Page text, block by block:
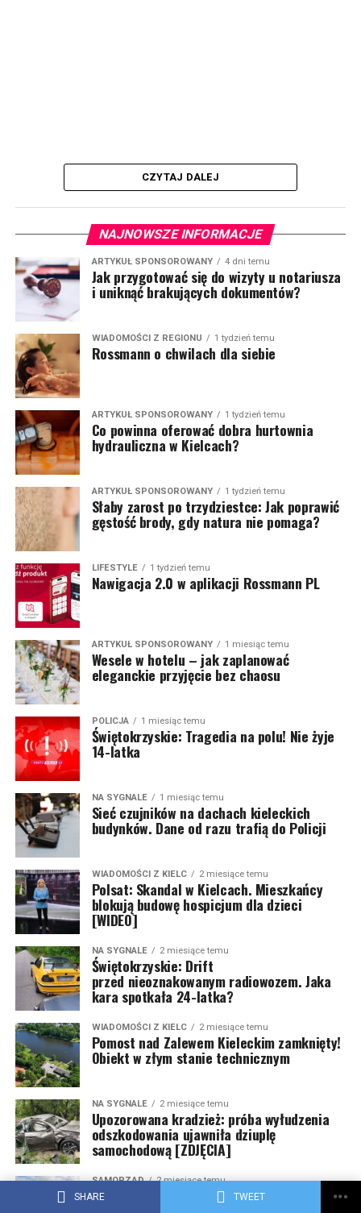
SHARE TWEET
CZYTAJ DALEJ
NAJNOWSZE INFORMACJE
ARTYKUŁ SPONSOROWANY 4 dni temu
Jak przygotować się do wizyty u notariusza
i uniknąć brakujących dokumentów?
WIADOMOŚCI Z REGIONU 1 tydzień temu
Rossmann o chwilach dla siebie
ARTYKUŁ SPONSOROWANY 1 tydzień temu
Co powinna oferować dobra hurtownia
hydrauliczna w Kielcach?
ARTYKUŁ SPONSOROWANY 1 tydzień temu
Słaby zarost po trzydziestce: Jak poprawić
gęstość brody, gdy natura nie pomaga?
LIFESTYLE 1 tydzień temu
Nawigacja 2.0 w aplikacji Rossmann PL
ARTYKUŁ SPONSOROWANY 1 miesiąc temu
Wesele w hotelu – jak zaplanować
eleganckie przyjęcie bez chaosu
POLICJA 1 miesiąc temu
Świętokrzyskie: Tragedia na polu! Nie żyje
14-latka
NA SYGNALE 1 miesiąc temu
Sieć czujników na dachach kieleckich
budynków. Dane od razu trafią do Policji
WIADOMOŚCI Z KIELC 2 miesiące temu
Polsat: Skandal w Kielcach. Mieszkańcy
blokują budowę hospicjum dla dzieci
[WIDEO]
NA SYGNALE 2 miesiące temu
Świętokrzyskie: Drift
przed nieoznakowanym radiowozem. Jaka
kara spotkała 24-latka?
WIADOMOŚCI Z KIELC 2 miesiące temu
Pomost nad Zalewem Kieleckim zamknięty!
Obiekt w złym stanie technicznym
NA SYGNALE 2 miesiące temu
Upozorowana kradzież: próba wyłudzenia
odszkodowania ujawniła dziuplę
samochodową [ZDJĘCIA]
SAMORZĄD 2 miesiące temu
Kielce planują budowę spalarni odpadów?